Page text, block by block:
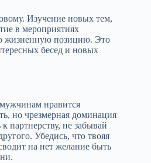
Изучение новых тем,
в мероприятиях
жизненную позицию. Это
бесед и новых
нравится
но чрезмерная доминация
партнерству, не забывай
Убедись, что твояя
на нет желание быть